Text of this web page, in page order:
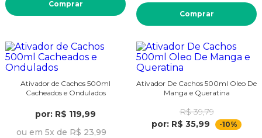
Comprar
Comprar
Ativador de Cachos 500ml
Cacheados e Ondulados
por: R$ 119,99
ou em 5x de R$ 23,99
Ativador De Cachos 500ml Oleo De
Manga e Queratina
R$ 39,79
por: R$ 35,99
-10%